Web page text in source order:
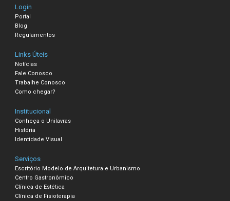
Login
Portal
Blog
Regulamentos
Links Úteis
Notícias
Fale Conosco
Trabalhe Conosco
Como chegar?
Institucional
Conheça o Unilavras
História
Identidade Visual
Serviços
Escritório Modelo de Arquitetura e Urbanismo
Centro Gastronômico
Clínica de Estética
Clínica de Fisioterapia